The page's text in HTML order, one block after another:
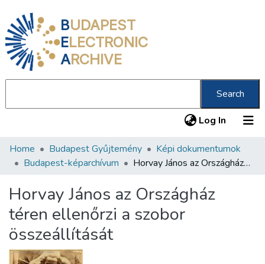
BUDAPEST
ELECTRONIC
ARCHIVE
Search
Log In (current)
Communities & Collections
Statistics
About us
Home Budapest Gyűjtemény
Képi dokumentumok
Budapest-képarchívum
Horvay János az Országház téren ellenőrzi a szobor összeállítását
Horvay János az Országház
téren ellenőrzi a szobor
összeállítását